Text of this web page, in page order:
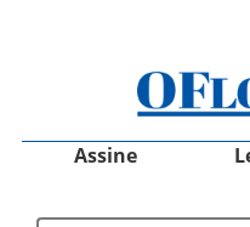
Assine